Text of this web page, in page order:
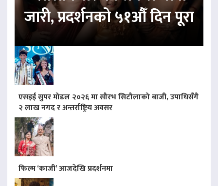
जारी, प्रदर्शनको ५१औँ दिन पूरा
एसइई सुपर मोडल २०२६ मा सौरभ सिटौलाको बाजी, उपाधिसँगै
२ लाख नगद र अन्तर्राष्ट्रिय अवसर
फिल्म ‘काजी’ आजदेखि प्रदर्शनमा